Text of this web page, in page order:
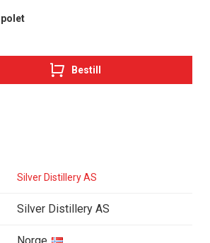
Silver Distillery AS
Silver Distillery AS
Bestill